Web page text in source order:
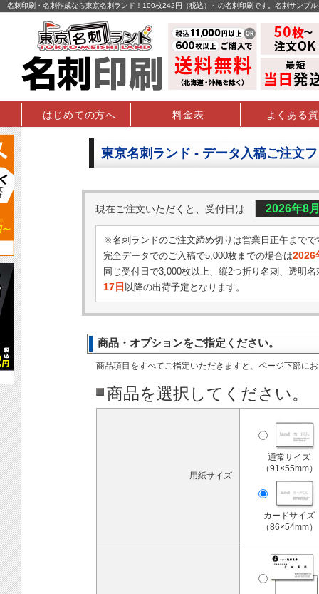
名刺印刷・名刺作成なら東京名刺ランド！100枚242円（税込）～の名刺印刷です。名刺サンプ
はじめての方へ 料金表 よくある
東京名刺ランド - データ入稿ご注文
現在ご注文いただくと、受付日は 2026年8
※名刺ランドのご注文締め切りは営業日正午までで
完全データでのご入稿で5,000枚までの場合は2026
同じ受付日で3,000枚以上、縦2つ折り名刺、透明名
17日 以降の出荷予定となります。
商品・オプションをご指定ください。
商品項目をすべてご指定いただきますと、ページ下部に
商品を選択してください。
用紙サイズ
通常サイズ
（91×55mm）
カードサイズ
（86×54mm）